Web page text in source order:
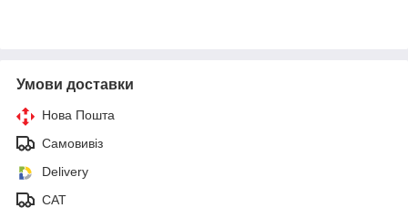
Умови доставки
Нова Пошта
Самовивіз
Delivery
САТ